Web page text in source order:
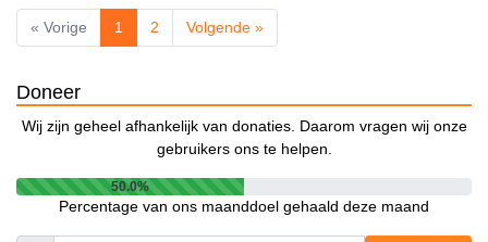
« Vorige 1 2 Volgende »
Doneer
Wij zijn geheel afhankelijk van donaties. Daarom vragen wij onze
gebruikers ons te helpen.
50.0%
Percentage van ons maanddoel gehaald deze maand